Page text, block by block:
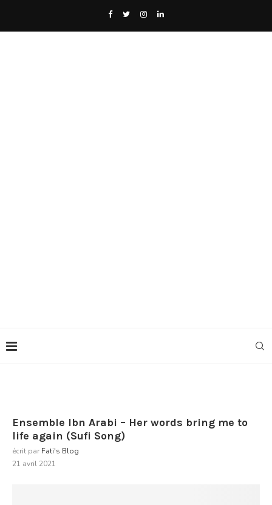
Ensemble Ibn Arabi – Her words bring me to
life again (Sufi Song)
écrit par Fati's Blog
21 avril 2021